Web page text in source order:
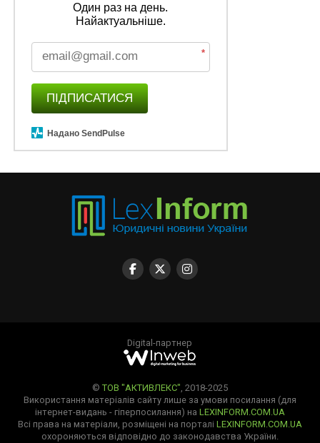
Один раз на день.
Найактуальніше.
*
ПІДПИСАТИСЯ
Надано SendPulse
Digital-партнер
© ТОВ "АКТИВЛЕКС" , 2018-2025
Використання матеріалів сайту лише за умови посилання (для
інтернет-видань - гіперпосилання) на LEXINFORM.COM.UA
Всі права на матеріали, розміщені на порталі LEXINFORM.COM.UA
охороняються відповідно до законодавства України.